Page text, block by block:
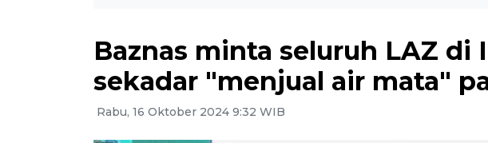
Baznas minta seluruh LAZ di
sekadar "menjual air mata"
Rabu, 16 Oktober 2024 9:32 WIB